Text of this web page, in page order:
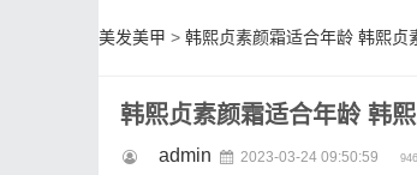
美发美甲 > 韩熙贞素颜霜适合年龄 韩熙贞
韩熙贞素颜霜适合年龄 韩
admin 2023-03-24 09:50:59